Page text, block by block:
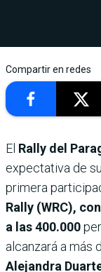
Compartir en redes
El Rally del
expectativa de
primera
Rally (WRC),
a las 400.000
alcanzará a más
Alejandra